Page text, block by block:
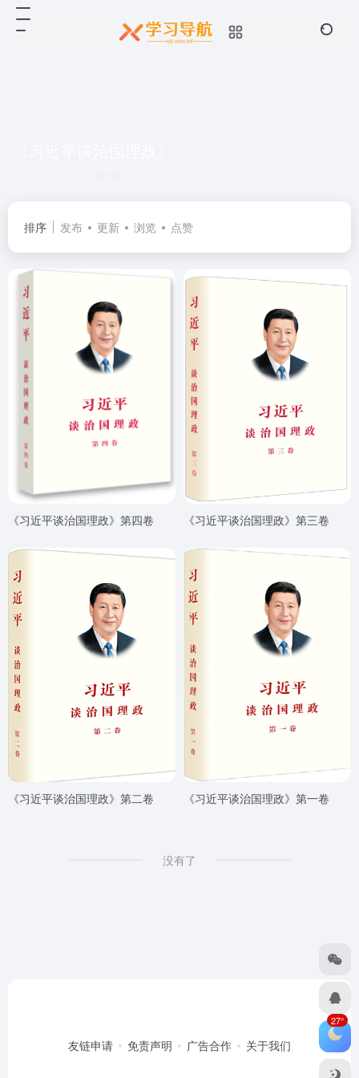
排序 发布 更新 浏览 点赞
《习近平谈治国理政》第四卷 《习近平谈治国理政》第三卷
《习近平谈治国理政》第二卷 《习近平谈治国理政》第一卷
没有了
友链申请 免责声明 广告合作 关于我们
27°